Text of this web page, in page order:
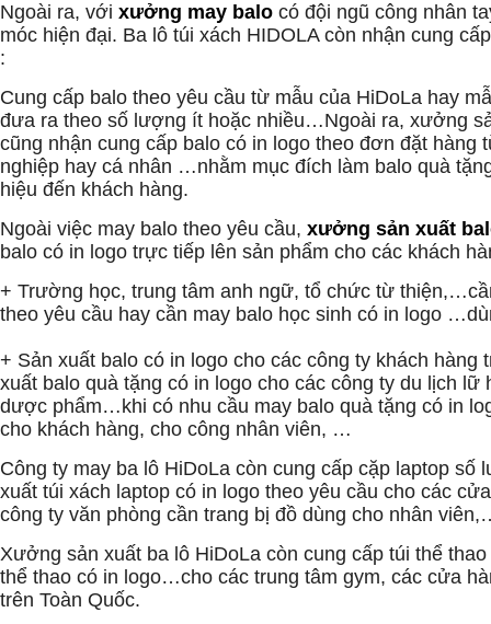
Ngoài ra, với xưởng may balo có đội ngũ công nhân
móc hiện đại. Ba lô túi xách HIDOLA còn nhận cung
:
Cung cấp balo theo yêu cầu từ mẫu của HiDoLa hay
đưa ra theo số lượng ít hoặc nhiều…Ngoài ra, xưởng
cũng nhận cung cấp balo có in logo theo đơn đặt hàng
nghiệp hay cá nhân …nhằm mục đích làm balo quà
hiệu đến khách hàng.
Ngoài việc may balo theo yêu cầu, xưởng sản xuất
balo có in logo trực tiếp lên sản phẩm cho các khách
+ Trường học, trung tâm anh ngữ, tổ chức từ
theo yêu cầu hay cần may balo học sinh có in logo
+ Sản xuất balo có in logo cho các công ty khách hàng
xuất balo quà tặng có in logo cho các công ty du lịch lữ
dược phẩm…khi có nhu cầu may balo quà tặng có in
cho khách hàng, cho công nhân viên, …
Công ty may ba lô HiDoLa còn cung cấp cặp laptop số
xuất túi xách laptop có in logo theo yêu cầu cho các
công ty văn phòng cần trang bị đồ dùng cho nhân
Xưởng sản xuất ba lô HiDoLa còn cung cấp túi thể
thể thao có in logo…cho các trung tâm gym, các cửa
trên Toàn Quốc.